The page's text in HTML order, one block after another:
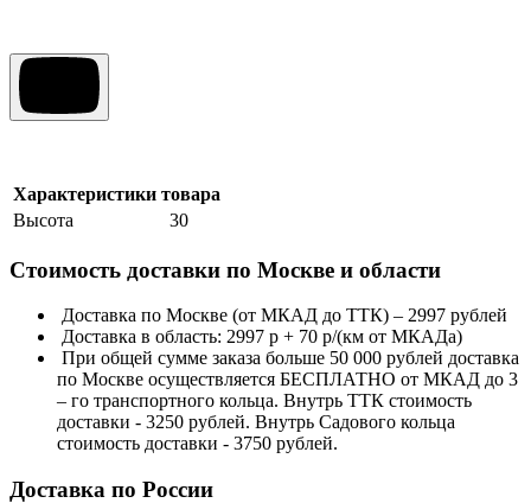
Характеристики товара
Высота
30
Стоимость доставки по Москве и области
Доставка по Москве (от МКАД до ТТК) – 2997 рублей
Доставка в область: 2997 р + 70 р/(км от МКАДа)
При общей сумме заказа больше 50 000 рублей доставка
по Москве осуществляется БЕСПЛАТНО от МКАД до 3
– го транспортного кольца. Внутрь ТТК стоимость
доставки - 3250 рублей. Внутрь Садового кольца
стоимость доставки - 3750 рублей.
Доставка по России